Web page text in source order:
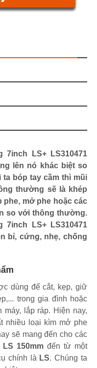
LS+ LS310471
lên nó khác biệt so
bóp tay cầm thì mũi
thường sẽ là khép
phe, mở phe hoặc các
so với thông thường.
LS+ LS310471
bỉ, cứng, nhẹ, chống
dùng để cắt, kẹp, giữ
trong gia đình hoặc
lắp ráp. Hiện nay,
nhiều loại kìm mở phe
sẽ mang đến cho các
150mmđến từ một
chính là LS. Chúng ta